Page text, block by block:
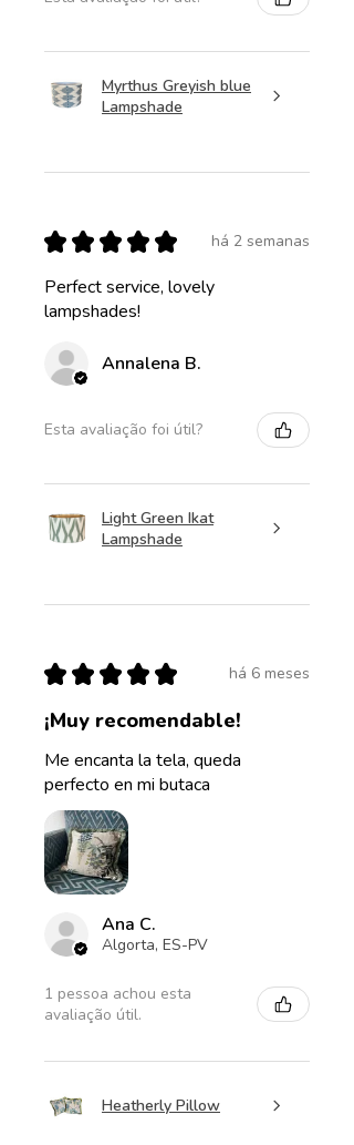
Myrthus Greyish blue
Lampshade
★ ★ ★ ★ ★ há 2 semanas
Perfect service, lovely
lampshades!
Annalena B.
Esta avaliação foi útil?
Light Green Ikat
Lampshade
★ ★ ★ ★ ★ há 6 meses
¡Muy recomendable!
Me encanta la tela, queda
perfecto en mi butaca
Ana C.
Algorta, ES-PV
1 pessoa achou esta
avaliação útil.
Heatherly Pillow